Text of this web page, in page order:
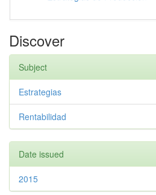
Discover
Subject
Estrategias
Rentabilidad
Date issued
2015